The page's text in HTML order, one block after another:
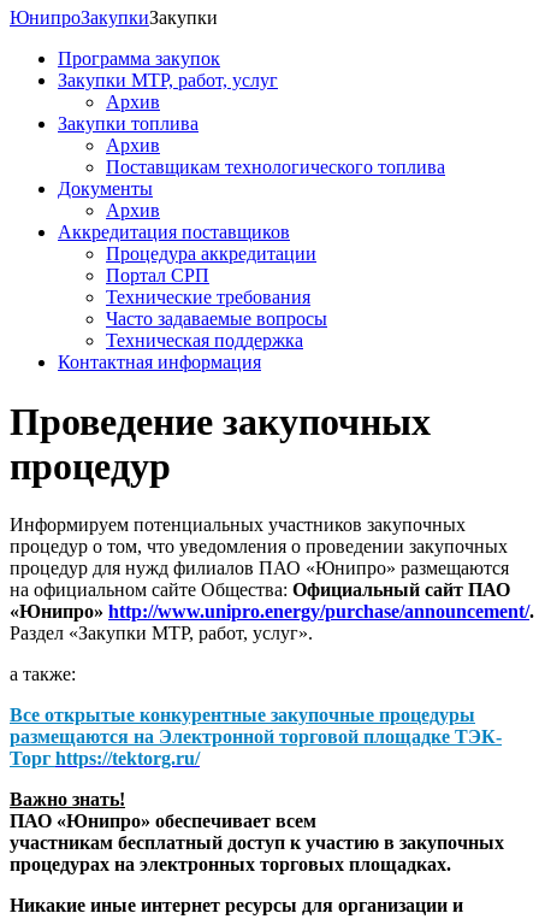
ЮнипроЗакупкиЗакупки
Программа закупок
Закупки МТР, работ, услуг
Архив
Закупки топлива
Архив
Поставщикам технологического топлива
Документы
Архив
Аккредитация поставщиков
Процедура аккредитации
Портал СРП
Технические требования
Часто задаваемые вопросы
Техническая поддержка
Контактная информация
Проведение закупочных
процедур
Информируем потенциальных участников закупочных
процедур о том, что уведомления о проведении закупочных
процедур для нужд филиалов ПАО «Юнипро» размещаются
на официальном сайте Общества: Официальный сайт ПАО
«Юнипро» http://www.unipro.energy/purchase/announcement/.
Раздел «Закупки МТР, работ, услуг».
а также:
Все открытые конкурентные закупочные процедуры
размещаются на Электронной торговой площадке ТЭК-
Торг https://tektorg.ru/
Важно знать!
ПАО «Юнипро» обеспечивает всем
участникам бесплатный доступ к участию в закупочных
процедурах на электронных торговых площадках.
Никакие иные интернет ресурсы для организации и